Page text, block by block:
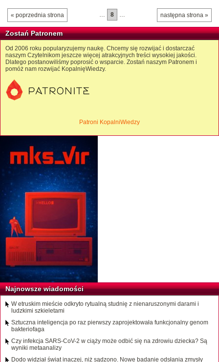
« poprzednia strona następna strona »
… 8 …
Zostań Patronem
Od 2006 roku popularyzujemy naukę. Chcemy się rozwijać i dostarczać
naszym Czytelnikom jeszcze więcej atrakcyjnych treści wysokiej jakości.
Dlatego postanowiliśmy poprosić o wsparcie. Zostań naszym Patronem i
pomóż nam rozwijać KopalnięWiedzy.
Patroni KopalniWiedzy
Najnowsze wiadomości
W etruskim mieście odkryto rytualną studnię z nienaruszonymi darami i
ludzkimi szkieletami
Sztuczna inteligencja po raz pierwszy zaprojektowała funkcjonalny genom
bakteriofaga
Czy infekcja SARS-CoV-2 w ciąży może odbić się na zdrowiu dziecka? Są
wyniki metaanalizy
Dodo widział świat inaczej, niż sądzono. Nowe badanie odsłania zmysły